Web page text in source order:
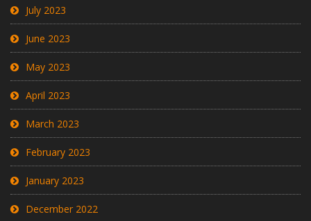
July 2023
June 2023
May 2023
April 2023
March 2023
February 2023
January 2023
December 2022